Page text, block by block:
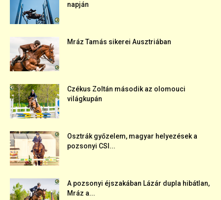
napján
Mráz Tamás sikerei Ausztriában
Czékus Zoltán második az olomouci
világkupán
Osztrák győzelem, magyar helyezések a
pozsonyi CSI...
A pozsonyi éjszakában Lázár dupla hibátlan,
Mráz a...